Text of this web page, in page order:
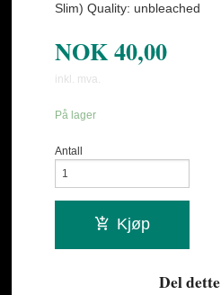
Slim) Quality: unbleached
NOK40,00
inkl. mva.
På lager
Antall
Kjøp
Del dette